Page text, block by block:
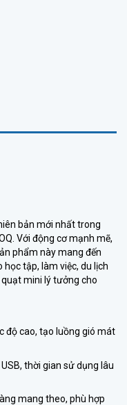
bản mới nhất trong
Với động cơ mạnh mẽ,
phẩm này mang đến
tập, làm việc, du lịch
mini lý tưởng cho
độ cao, tạo luồng gió mát
thời gian sử dụng lâu
mang theo, phù hợp